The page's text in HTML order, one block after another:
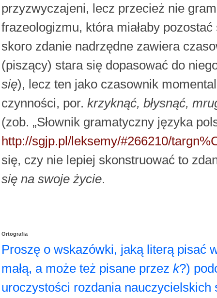
przyzwyczajeni, lecz przecież nie
frazeologizmu, która miałaby
skoro zdanie nadrzędne zawiera
(piszący) stara się dopasować do
się), lecz ten jako czasownik
czynności, por. krzyknąć, błysnąć,
(zob. „Słownik gramatyczny języka
http://sgjp.pl/leksemy/#266210/
się, czy nie lepiej skonstruować to
się na swoje życie.
Ortografia
Proszę o wskazówki, jaką literą pisać
małą, a może też pisane przez k?)
uroczystości rozdania